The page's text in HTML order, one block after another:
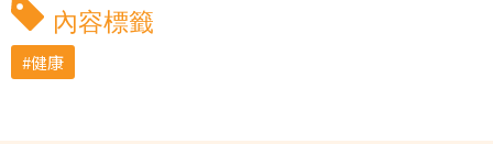
內容標籤
健康